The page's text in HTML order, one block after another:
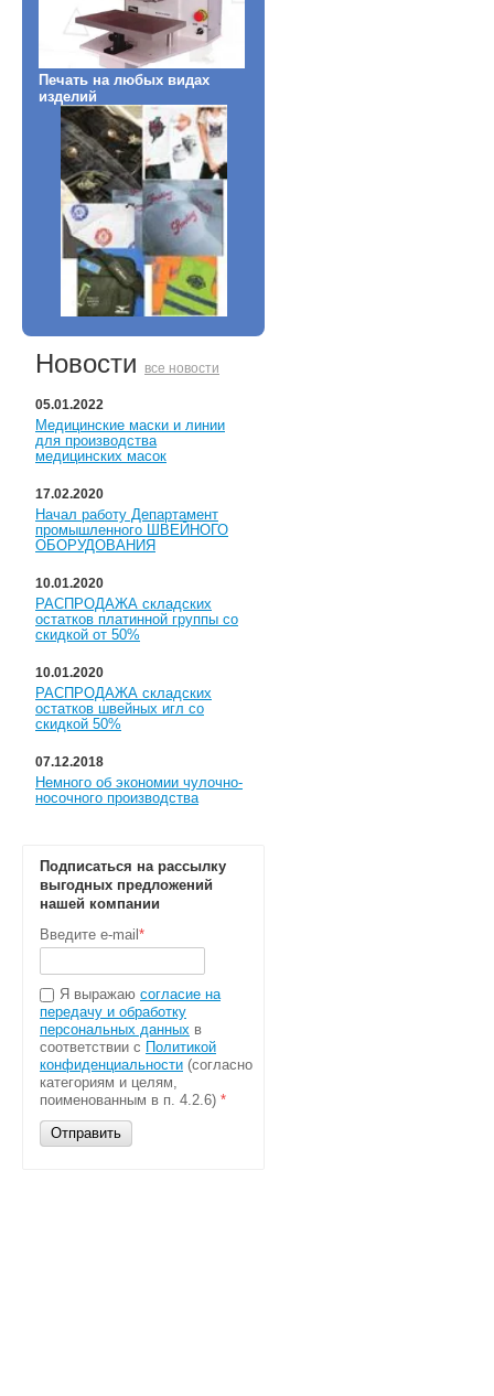
Печать на любых видах
изделий
Новости все новости
05.01.2022
Медицинские маски и линии
для производства
медицинских масок
17.02.2020
Начал работу Департамент
промышленного ШВЕЙНОГО
ОБОРУДОВАНИЯ
10.01.2020
РАСПРОДАЖА складских
остатков платинной группы со
скидкой от 50%
10.01.2020
РАСПРОДАЖА складских
остатков швейных игл со
скидкой 50%
07.12.2018
Немного об экономии чулочно-
носочного производства
Подписаться на рассылку
выгодных предложений
нашей компании
Введите e-mail *
Я выражаю согласие на
передачу и обработку
персональных данных в
соответствии с Политикой
конфиденциальности (согласно
категориям и целям,
поименованным в п. 4.2.6) *
Отправить